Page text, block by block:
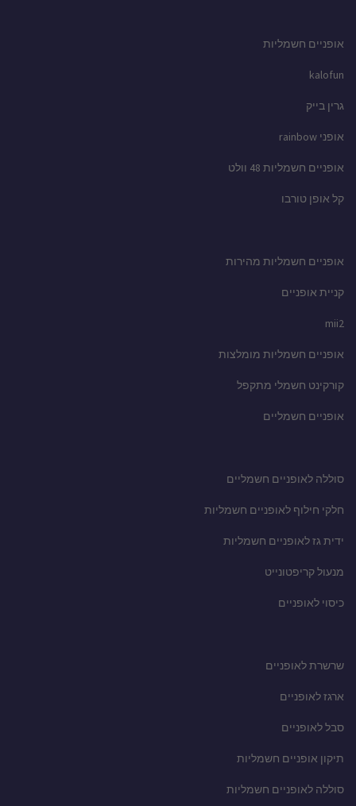
אופניים חשמליות
kalofun
גרין בייק
אופני rainbow
אופניים חשמליות 48 וולט
קל אופן טורבו
אופניים חשמליות מהירות
קניית אופניים
mii2
אופניים חשמליות מומלצות
קורקינט חשמלי מתקפל
אופניים חשמליים
סוללה לאופניים חשמליים
חלקי חילוף לאופניים חשמליות
ידית גז לאופניים חשמליות
מנעול קריפטונייט
כיסוי לאופניים
שרשרת לאופניים
ארגז לאופניים
סבל לאופניים
תיקון אופניים חשמליות
סוללה לאופניים חשמליות